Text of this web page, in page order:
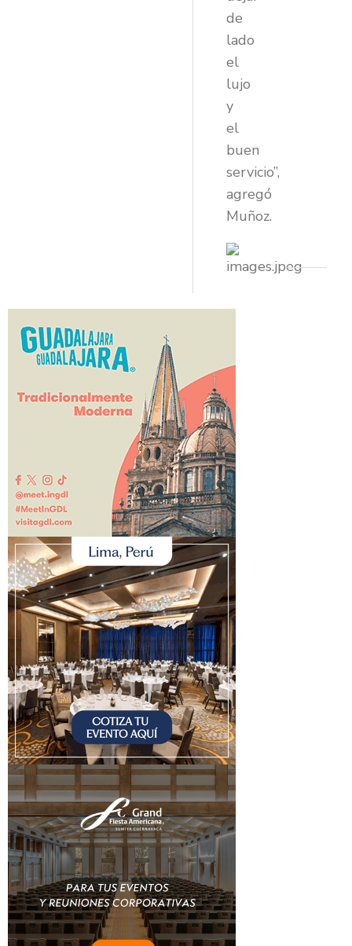
de
lado
el
lujo
y
el
buen
servicio”,
agregó
Muñoz.